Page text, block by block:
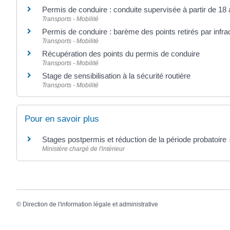
Permis de conduire : conduite supervisée à partir de 18
Transports - Mobilité
Permis de conduire : barème des points retirés par
Transports - Mobilité
Récupération des points du permis de conduire
Transports - Mobilité
Stage de sensibilisation à la sécurité routière
Transports - Mobilité
Pour en savoir plus
Stages postpermis et réduction de la période probatoire
Ministère chargé de l'intérieur
© Direction de l'information légale et administrative